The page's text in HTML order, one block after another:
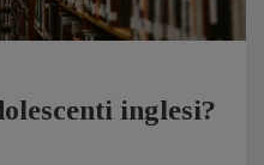
inglesi?